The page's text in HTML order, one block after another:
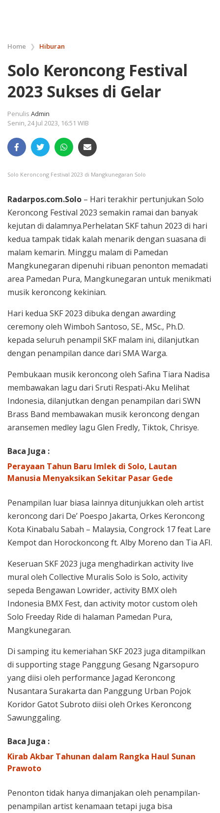
Home ❯ Hiburan
Solo Keroncong Festival
2023 Sukses di Gelar
Penulis Admin
Senin, 24 Jul 2023, 16:51 WIB
Solo Keroncong Festival 2023 di Mangkunegaran Solo
Radarpos.com.Solo – Hari terakhir pertunjukan Solo
Keroncong Festival 2023 semakin ramai dan banyak
kejutan di dalamnya.Perhelatan SKF tahun 2023 di hari
kedua tampak tidak kalah menarik dengan suasana di
malam kemarin. Minggu malam di Pamedan
Mangkunegaran dipenuhi ribuan penonton memadati
area Pamedan Pura, Mangkunegaran untuk menikmati
musik keroncong kekinian.
Hari kedua SKF 2023 dibuka dengan awarding
ceremony oleh Wimboh Santoso, SE., MSc., Ph.D.
kepada seluruh penampil SKF malam ini, dilanjutkan
dengan penampilan dance dari SMA Warga.
Pembukaan musik keroncong oleh Safina Tiara Nadisa
membawakan lagu dari Sruti Respati-Aku Melihat
Indonesia, dilanjutkan dengan penampilan dari SWN
Brass Band membawakan musik keroncong dengan
aransemen medley lagu Glen Fredly, Tiktok, Chrisye.
Baca Juga :
Perayaan Tahun Baru Imlek di Solo, Lautan
Manusia Menyaksikan Sekitar Pasar Gede
Penampilan luar biasa lainnya ditunjukkan oleh artist
keroncong dari De’ Poespo Jakarta, Orkes Keroncong
Kota Kinabalu Sabah – Malaysia, Congrock 17 feat Lare
Kempot dan Horockoncong ft. Alby Moreno dan Tia AFI.
Keseruan SKF 2023 juga menghadirkan activity live
mural oleh Collective Muralis Solo is Solo, activity
sepeda Bengawan Lowrider, activity BMX oleh
Indonesia BMX Fest, dan activity motor custom oleh
Solo Freeday Ride di halaman Pamedan Pura,
Mangkunegaran.
Di samping itu kemeriahan SKF 2023 juga ditampilkan
di supporting stage Panggung Gesang Ngarsopuro
yang diisi oleh performance Jagad Keroncong
Nusantara Surakarta dan Panggung Urban Pojok
Koridor Gatot Subroto diisi oleh Orkes Keroncong
Sawunggaling.
Baca Juga :
Kirab Akbar Tahunan dalam Rangka Haul Sunan
Prawoto
Penonton tidak hanya dimanjakan oleh penampilan-
penampilan artist kenamaan tetapi juga bisa